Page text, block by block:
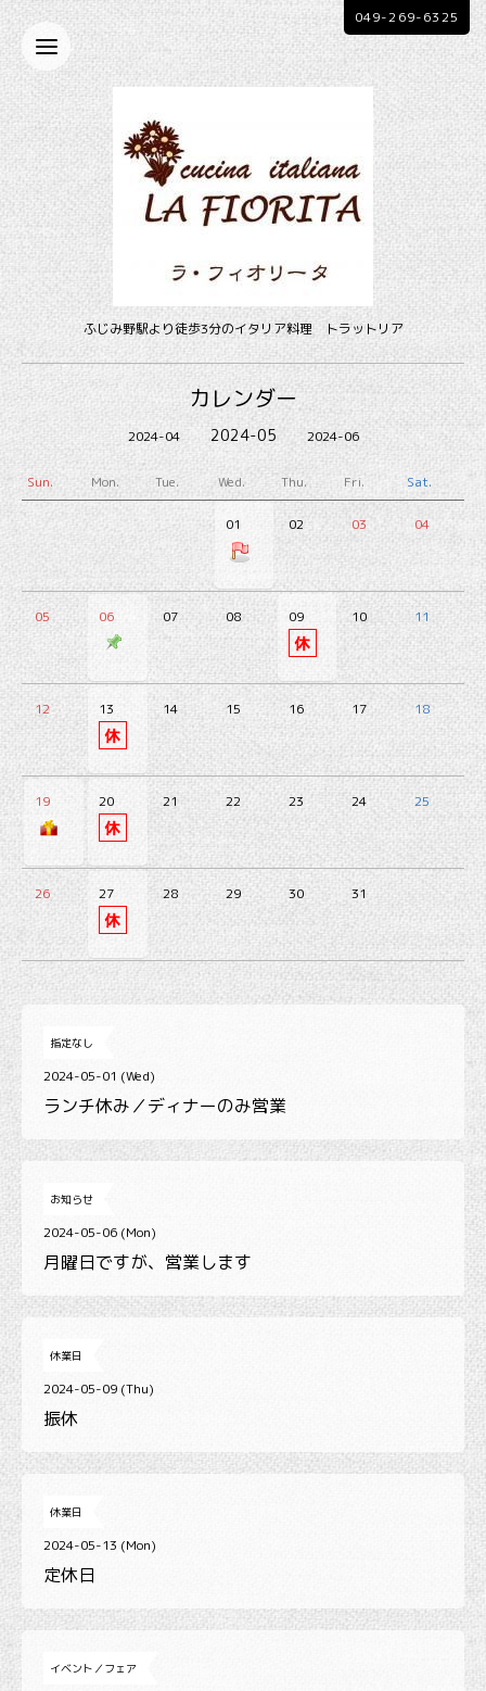
ふじみ野駅より徒歩3分のイタリア料理 トラットリア
049-269-6325
カレンダー
2024-04 2024-05 2024-06
Sun. Mon. Tue. Wed. Thu. Fri. Sat.
01 02 03 04
05 06 07 08 09 10 11
12 13 14 15 16 17 18
19 20 21 22 23 24 25
26 27 28 29 30 31
指定なし
2024-05-01 (Wed)
ランチ休み／ディナーのみ営業
お知らせ
2024-05-06 (Mon)
月曜日ですが、営業します
休業日
2024-05-09 (Thu)
振休
休業日
2024-05-13 (Mon)
定休日
イベント／フェア